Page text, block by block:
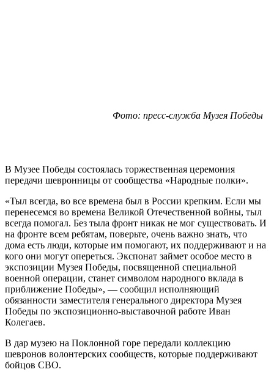
Фото: пресс-служба Музея Победы
В Музее Победы состоялась торжественная церемония
передачи шевронницы от сообщества «Народные полки».
«Тыл всегда, во все времена был в России крепким. Если мы
перенесемся во времена Великой Отечественной войны, тыл
всегда помогал. Без тыла фронт никак не мог существовать. И
на фронте всем ребятам, поверьте, очень важно знать, что
дома есть люди, которые им помогают, их поддерживают и на
кого они могут опереться. Экспонат займет особое место в
экспозиции Музея Победы, посвященной специальной
военной операции, станет символом народного вклада в
приближение Победы», — сообщил исполняющий
обязанности заместителя генерального директора Музея
Победы по экспозиционно-выставочной работе Иван
Колегаев.
В дар музею на Поклонной горе передали коллекцию
шевронов волонтерских сообществ, которые поддерживают
бойцов СВО.